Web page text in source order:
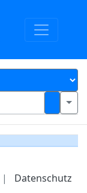
| Datenschutz